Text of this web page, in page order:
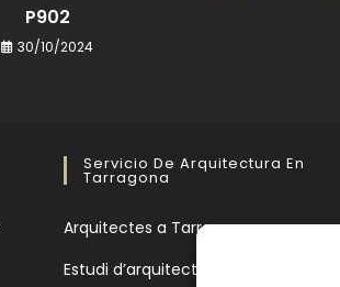
P902
30/10/2024
Servicio De Arquitectura En
Tarragona
Arquitectes a Tarragona
Estudi d’arquitectura a Tarragona